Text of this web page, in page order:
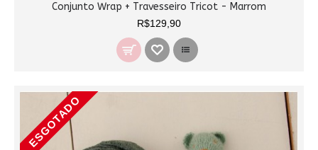
Conjunto Wrap + Travesseiro Tricot - Marrom
R$129,90
ESGOTADO